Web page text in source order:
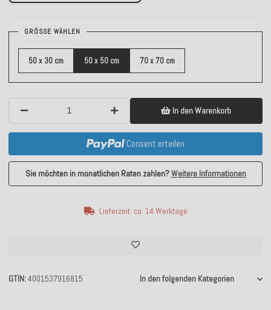
GTIN 4001537916815 In den folgenden Kategorien
GRÖSSE WÄHLEN
50 x 30 cm 50 x 50 cm 70 x 70 cm
In den Warenkorb
Consent erteilen
Sie möchten in monatlichen Raten zahlen?Weitere Informationen
Lieferzeit: ca. 14 Werktage